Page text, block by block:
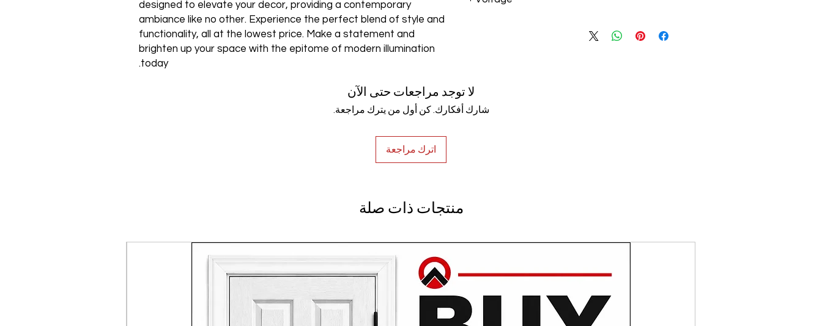
designed to elevate your decor, providing a contemporary
ambiance like no other. Experience the perfect blend of style and
functionality, all at the lowest price. Make a statement and
brighten up your space with the epitome of modern illumination
today.
لا توجد مراجعات حتى الآن
شارك أفكارك. كن أول من يترك مراجعة.
اترك مراجعة
منتجات ذات صلة